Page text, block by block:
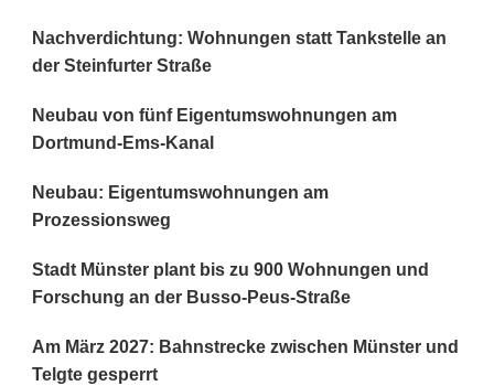
Nachverdichtung: Wohnungen statt Tankstelle an
der Steinfurter Straße
Neubau von fünf Eigentumswohnungen am
Dortmund-Ems-Kanal
Neubau: Eigentumswohnungen am
Prozessionsweg
Stadt Münster plant bis zu 900 Wohnungen und
Forschung an der Busso-Peus-Straße
Am März 2027: Bahnstrecke zwischen Münster und
Telgte gesperrt